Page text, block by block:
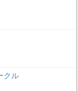
クル